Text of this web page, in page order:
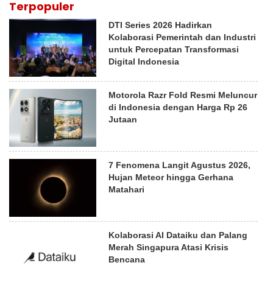
Terpopuler
DTI Series 2026 Hadirkan
Kolaborasi Pemerintah dan Industri
untuk Percepatan Transformasi
Digital Indonesia
Motorola Razr Fold Resmi Meluncur
di Indonesia dengan Harga Rp 26
Jutaan
7 Fenomena Langit Agustus 2026,
Hujan Meteor hingga Gerhana
Matahari
Kolaborasi AI Dataiku dan Palang
Merah Singapura Atasi Krisis
Bencana